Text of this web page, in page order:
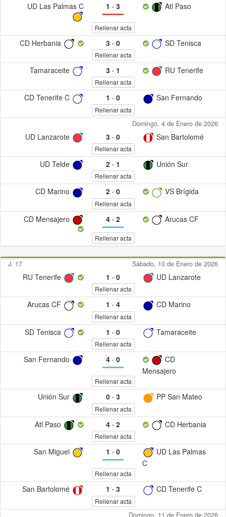
UD Las Palmas C 1 · 3 Atl Paso
Rellenar acta
CD Herbania 3· 0 SD Tenisca
Rellenar acta
Tamaraceite 3· 1 RU Tenerife
Rellenar acta
CD Tenerife C 1 · 0 San Fernando
Rellenar acta
Domingo, 4 de Enero de 2026
UD Lanzarote 3· 0 San Bartolomé
Rellenar acta
UD Telde 2· 1 Unión Sur
Rellenar acta
CD Marino 2· 0 VS Brígida
Rellenar acta
CD Mensajero 4· 2 Arucas CF
Rellenar acta
J. 17 Sábado, 10 de Enero de 2026
RU Tenerife 1 · 0 UD Lanzarote
Rellenar acta
Arucas CF 1 · 4 CD Marino
Rellenar acta
SD Tenisca 1 · 0 Tamaraceite
Rellenar acta
San Fernando 4· 0
CD
Mensajero
Rellenar acta
Unión Sur 0· 3 PP San Mateo
Rellenar acta
Atl Paso 4· 2 CD Herbania
Rellenar acta
San Miguel 1 · 0
UD Las Palmas
C
Rellenar acta
San Bartolomé 1 · 3 CD Tenerife C
Rellenar acta
Domingo, 11 de Enero de 2026